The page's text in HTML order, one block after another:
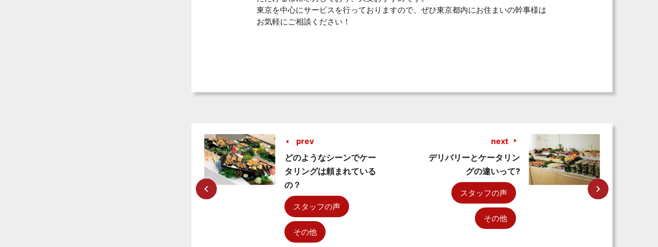
東京を中心にサービスを行っておりますので、ぜひ東京都内にお住まいの幹事様は
お気軽にご相談ください！
prev
どのようなシーンでケー
タリングは頼まれている
の？
スタッフの声
その他
next
デリバリーとケータリン
グの違いって?
スタッフの声
その他